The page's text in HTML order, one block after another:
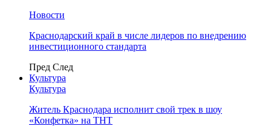
Новости
Краснодарский край в числе лидеров по внедрению
инвестиционного стандарта
Пред След
Культура
Культура
Житель Краснодара исполнит свой трек в шоу
«Конфетка» на ТНТ